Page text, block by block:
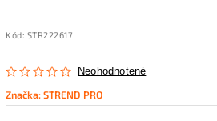
Kód: STR222617
Neohodnotené
Značka:STREND PRO